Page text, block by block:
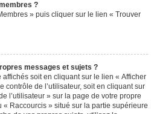
?
» puis cliquer sur le lien « Trouver
messages et sujets ?
soit en cliquant sur le lien « Afficher
contrôle de l’utilisateur, soit en cliquant sur
l’utilisateur » sur la page de votre propre
Raccourcis » situé sur la partie supérieure